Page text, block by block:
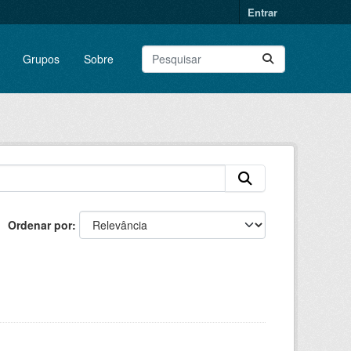
Entrar
Grupos Sobre
Ordenar por